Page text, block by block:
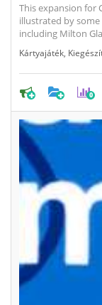
This expansion for
illustrated by
including Milton
Kártyajáték
0